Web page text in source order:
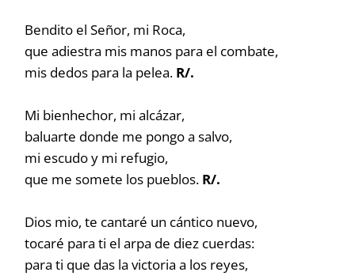
Bendito el Señor, mi Roca,
que adiestra mis manos para el combate,
mis dedos para la pelea. R/.
Mi bienhechor, mi alcázar,
baluarte donde me pongo a salvo,
mi escudo y mi refugio,
que me somete los pueblos. R/.
Dios mio, te cantaré un cántico nuevo,
tocaré para ti el arpa de diez cuerdas:
para ti que das la victoria a los reyes,